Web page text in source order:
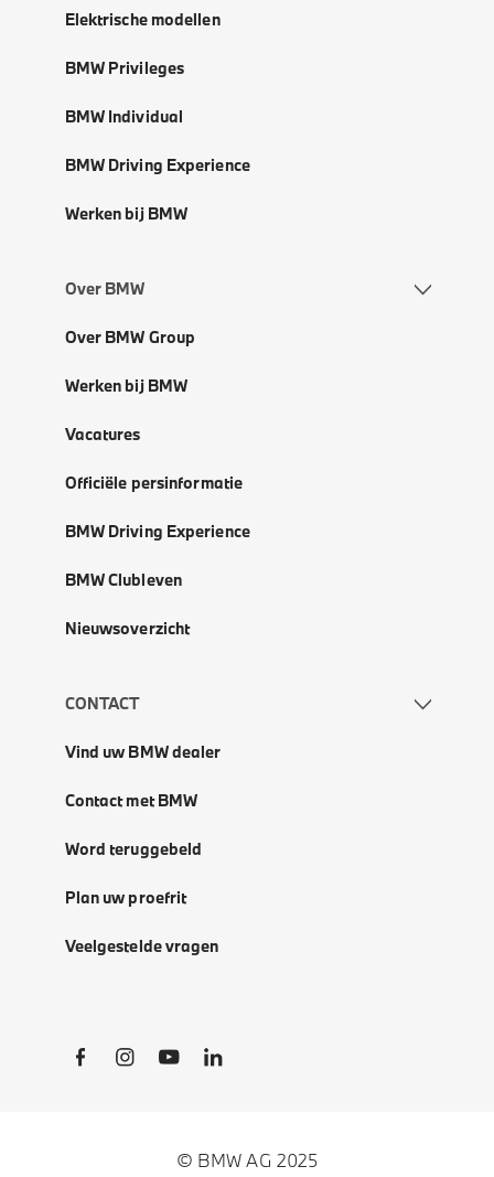
Elektrische modellen
BMW Privileges
BMW Individual
BMW Driving Experience
Werken bij BMW
Over BMW
Over BMW Group
Werken bij BMW
Vacatures
Officiële persinformatie
BMW Driving Experience
BMW Clubleven
Nieuwsoverzicht
CONTACT
Vind uw BMW dealer
Contact met BMW
Word teruggebeld
Plan uw proefrit
Veelgestelde vragen
Social Links
© BMW AG 2025